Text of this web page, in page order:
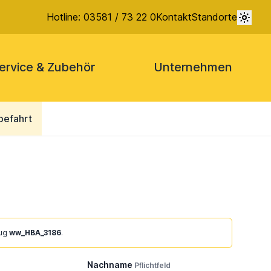
Hotline: 03581 / 73 22 0KontaktStandorte
& Zubehör Unternehmen
ww_HBA_3186.
Nachname Pflichtfeld